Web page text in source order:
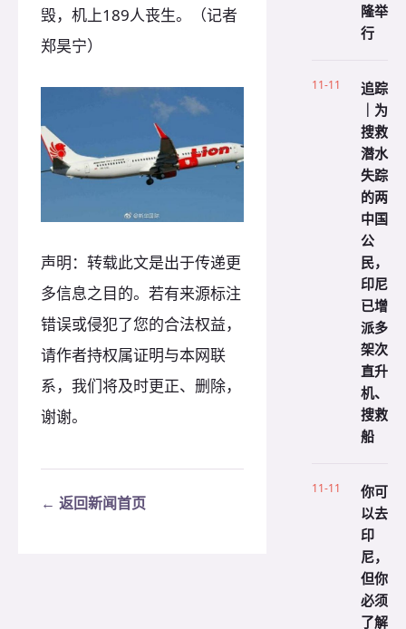
毁，机上189人丧生。（记者
郑昊宁）
声明：转载此文是出于传递更
多信息之目的。若有来源标注
错误或侵犯了您的合法权益，
请作者持权属证明与本网联
系，我们将及时更正、删除，
谢谢。
← 返回新闻首页
隆举
行
11-11
追踪
｜为
搜救
潜水
失踪
的两
中国
公
民，
印尼
已增
派多
架次
直升
机、
搜救
船
11-11
你可
以去
印
尼，
但你
必须
了解